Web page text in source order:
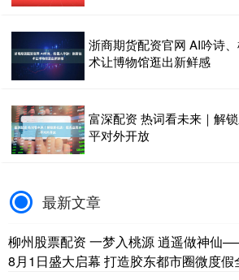
浙商期货配资官网 AI吟诗
术让博物馆逛出新鲜感
富深配资 热词看未来｜解
平对外开放
最新文章
柳州股票配资 一梦入桃源 逍遥做神仙
8月1日盛大启幕 打造胶东都市圈微度假